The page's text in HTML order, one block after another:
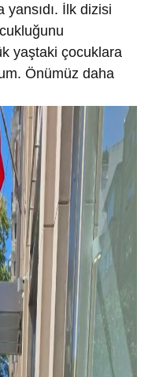
yansıdı. İlk dizisi
yaştaki çocuklara
Önümüz daha